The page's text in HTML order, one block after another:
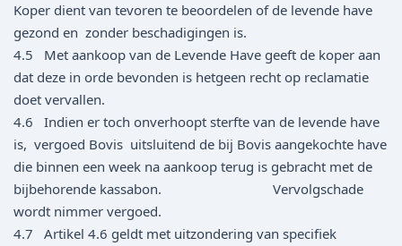
Koper dient van tevoren te beoordelen of de levende have
gezond en zonder beschadigingen is.
4.5 Met aankoop van de Levende Have geeft de koper aan
dat deze in orde bevonden is hetgeen recht op reclamatie
doet vervallen.
4.6 Indien er toch onverhoopt sterfte van de levende have
is, vergoed Bovis uitsluitend de bij Bovis aangekochte have
die binnen een week na aankoop terug is gebracht met de
bijbehorende kassabon. Vervolgschade
wordt nimmer vergoed.
4.7 Artikel 4.6 geldt met uitzondering van specifiek